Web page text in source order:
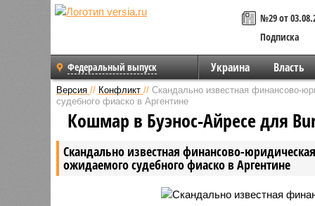
№29 от
Подписка
Федеральный выпуск Украина Власть
Версия // Конфликт // Скандально известная финансово-
судебного фиаско в Аргентине
Скандально известная финансово-
ожидаемого судебного фиаско в Аргентине
Кошмар в Буэнос-Айресе для